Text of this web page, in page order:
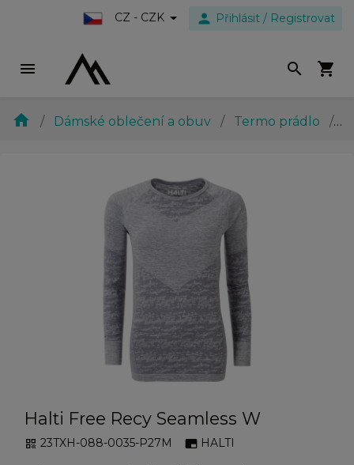
CZ - CZK person Přihlásit / Registrovat
menu search shopping_cart
home Dámské oblečení a obuv Termo prádlo
Halti Free Recy Seamless W
qr_code 23TXH-088-0035-P27M branding_watermark HALTI